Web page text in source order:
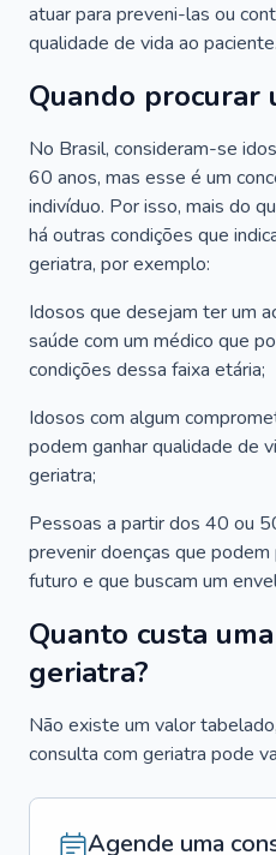
atuar para preveni-las ou
qualidade de vida ao paciente.
Quando procurar
No Brasil, consideram-se
60 anos, mas esse é um
indivíduo. Por isso, mais do
há outras condições que
geriatra, por exemplo:
Idosos que desejam ter um
saúde com um médico que
condições dessa faixa etária;
Idosos com algum
podem ganhar qualidade de
geriatra;
Pessoas a partir dos 40 ou
prevenir doenças que
futuro e que buscam um
Quanto custa
geriatra?
Não existe um valor
consulta com geriatra pode
Agende uma